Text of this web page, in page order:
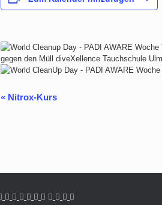
Veranstaltung-
« Nitrox-Kurs